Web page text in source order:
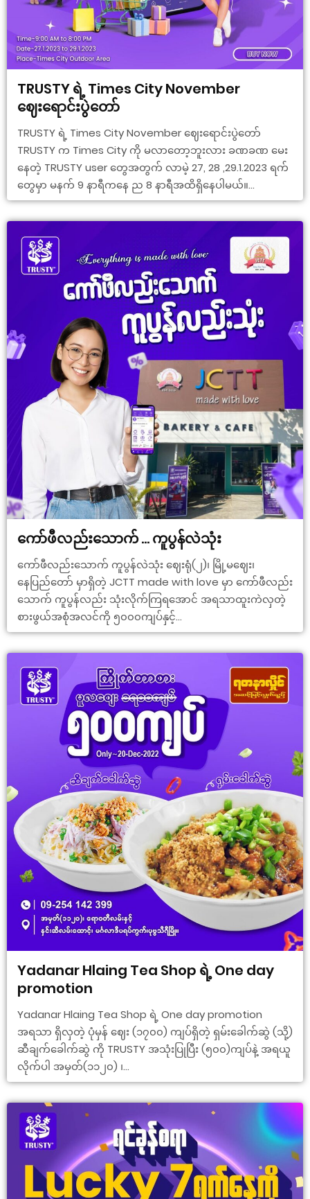
TRUSTY ရဲ့ Times City November
ဈေးရောင်းပွဲတော်
TRUSTY ရဲ့ Times City November ဈေးရောင်းပွဲတော်
TRUSTY က Times City ကို မလာတော့ဘူးလား ခဏခဏ မေး
နေတဲ့ TRUSTY user တွေအတွက် လာမဲ့ 27, 28 ,29.1.2023 ရက်
တွေမှာ မနက် 9 နာရီကနေ ည 8 နာရီအထိရှိနေပါမယ်။...
ကော်ဖီလည်းသောက် … ကူပွန်လဲသုံး
ကော်ဖီလည်းသောက် ကူပွန်လဲသုံး ဈေးရုံ(၂)၊ မြို့မဈေး၊
နေပြည်တော် မှာရှိတဲ့ JCTT made with love မှာ ကော်ဖီလည်း
သောက် ကူပွန်လည်း သုံးလိုက်ကြရအောင် အရသာထူးကဲလှတဲ့
စားဖွယ်အစုံအလင်ကို ၅၀၀၀ကျပ်နှင့်...
Yadanar Hlaing Tea Shop ရဲ့ One day
promotion
Yadanar Hlaing Tea Shop ရဲ့ One day promotion
အရသာ ရှိလှတဲ့ ပုံမှန် ဈေး (၁၇၀၀) ကျပ်ရှိတဲ့ ရှမ်းခေါက်ဆွဲ (သို့)
ဆီချက်ခေါက်ဆွဲ ကို TRUSTY အသုံးပြုပြီး (၅၀၀)ကျပ်နဲ့ အရယူ
လိုက်ပါ အမှတ်(၁၁၂၀) ၊...